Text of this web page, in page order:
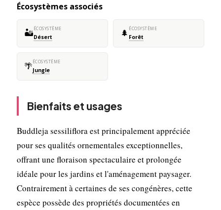
Écosystèmes associés
🏜️ÉCOSYSTÈME
Désert 🌲 ÉCOSYSTÈME
Forêt
🌴ÉCOSYSTÈME
Jungle
Bienfaits et usages
Buddleja sessiliflora est principalement appréciée
pour ses qualités ornementales exceptionnelles,
offrant une floraison spectaculaire et prolongée
idéale pour les jardins et l'aménagement paysager.
Contrairement à certaines de ses congénères, cette
espèce possède des propriétés documentées en